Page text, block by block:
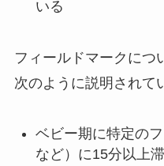
いる
フィールドマークにつ
次のように説明されて
ベビー期に特定の
など）に15分以上